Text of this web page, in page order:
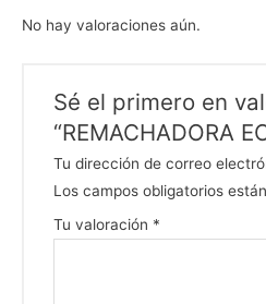
No hay valoraciones aún.
Sé el primero en
“REMACHADORA
Tu dirección de correo
Los campos obligatorios
Tu valoración *